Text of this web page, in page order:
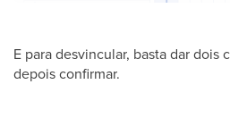
E para desvincular, basta dar dois
depois confirmar.